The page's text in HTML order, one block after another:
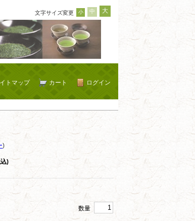
文字サイズ変更 小 中 大
ログイン
カート
トマップ
)
)
数量